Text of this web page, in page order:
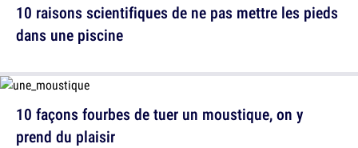
10 raisons scientifiques de ne pas mettre les pieds
dans une piscine
10 façons fourbes de tuer un moustique, on y
prend du plaisir